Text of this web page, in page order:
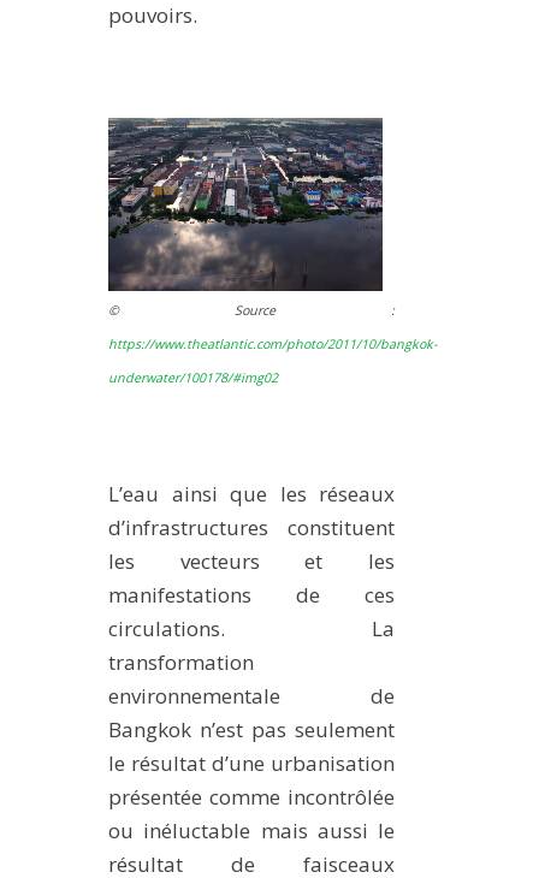
pouvoirs.
© Source :
https://www.theatlantic.com/photo/2011/10/bangkok-
underwater/100178/#img02
L’eau ainsi que les réseaux
d’infrastructures constituent
les vecteurs et les
manifestations de ces
circulations. La
transformation
environnementale de
Bangkok n’est pas seulement
le résultat d’une urbanisation
présentée comme incontrôlée
ou inéluctable mais aussi le
résultat de faisceaux